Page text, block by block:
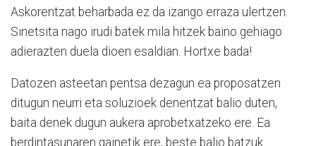
Askorentzat beharbada ez da izango erraza ulertzen.
Sinetsita nago irudi batek mila hitzek baino gehiago
adierazten duela dioen esaldian. Hortxe bada!
Datozen asteetan pentsa dezagun ea proposatzen
ditugun neurri eta soluzioek denentzat balio duten,
baita denek dugun aukera aprobetxatzeko ere. Ea
berdintasunaren gainetik ere, beste balio batzuk